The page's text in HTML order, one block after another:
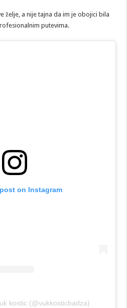
želje, a nije tajna da im je obojici bila
putevima.
on Instagram
kostic (@vukkosticbadza)